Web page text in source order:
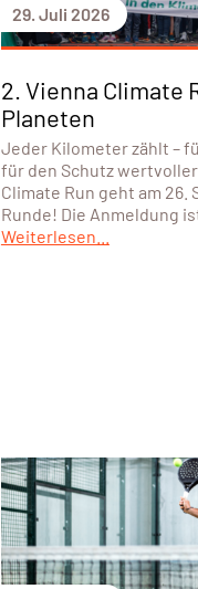
29. Juli 2026
2. Vienna Climate
Planeten
Jeder Kilometer zählt –
für den Schutz
Climate Run geht am
Runde! Die Anmeldung
Weiterlesen...